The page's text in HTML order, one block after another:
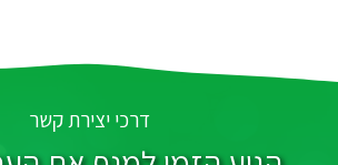
דרכי יצירת קשר